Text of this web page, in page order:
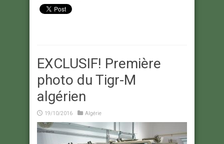
EXCLUSIF! Première
photo du Tigr-M
algérien
19/10/2016 Algérie